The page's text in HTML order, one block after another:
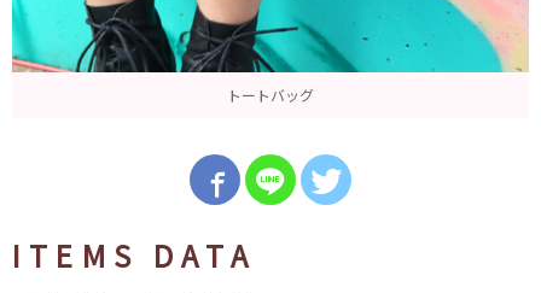
トートバッグ
ITEMS DATA